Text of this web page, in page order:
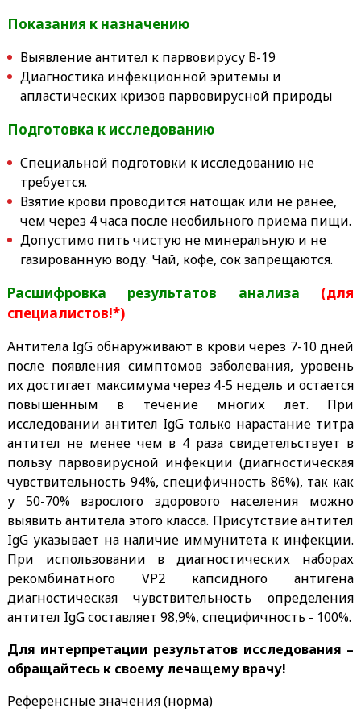
Показания к назначению
Выявление антител к парвовирусу В-19
Диагностика инфекционной эритемы и
апластических кризов парвовирусной природы
Подготовка к исследованию
Специальной подготовки к исследованию не
требуется.
Взятие крови проводится натощак или не ранее,
чем через 4 часа после необильного приема пищи.
Допустимо пить чистую не минеральную и не
газированную воду. Чай, кофе, сок запрещаются.
Расшифровка результатов анализа (для
специалистов!*)
Антитела IgG обнаруживают в крови через 7-10 дней
после появления симптомов заболевания, уровень
их достигает максимума через 4-5 недель и остается
повышенным в течение многих лет. При
исследовании антител IgG только нарастание титра
антител не менее чем в 4 раза свидетельствует в
пользу парвовирусной инфекции (диагностическая
чувствительность 94%, специфичность 86%), так как
у 50-70% взрослого здорового населения можно
выявить антитела этого класса. Присутствие антител
IgG указывает на наличие иммунитета к инфекции.
При использовании в диагностических наборах
рекомбинатного VP2 капсидного антигена
диагностическая чувствительность определения
антител IgG составляет 98,9%, специфичность - 100%.
Для интерпретации результатов исследования –
обращайтесь к своему лечащему врачу!
Референсные значения (норма)